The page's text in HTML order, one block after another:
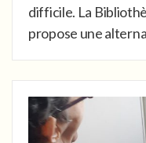
difficile. La
propose une